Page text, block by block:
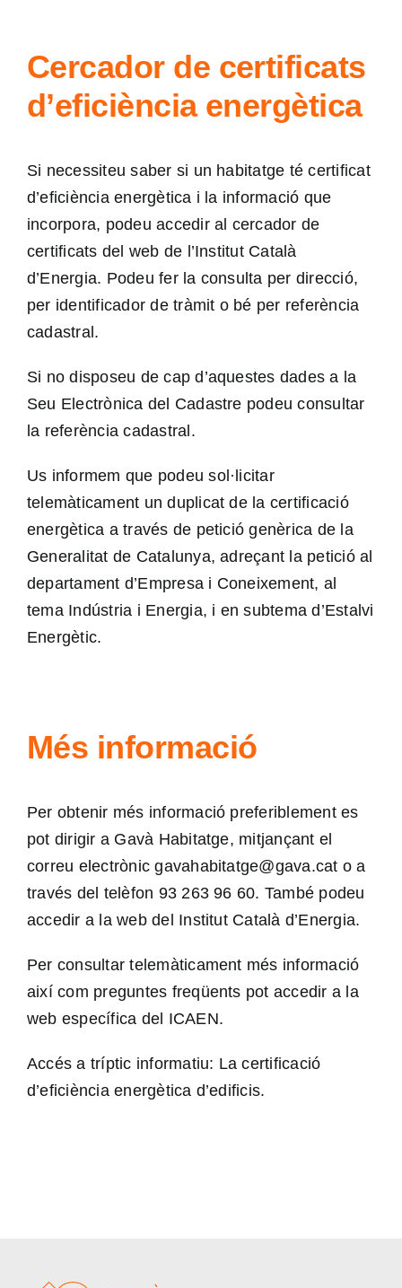
Cercador de certificats
d’eficiència energètica
Si necessiteu saber si un habitatge té certificat
d’eficiència energètica i la informació que
incorpora, podeu accedir al cercador de
certificats del web de l’Institut Català
d’Energia. Podeu fer la consulta per direcció,
per identificador de tràmit o bé per referència
cadastral.
Si no disposeu de cap d’aquestes dades a la
Seu Electrònica del Cadastre podeu consultar
la referència cadastral.
Us informem que podeu sol·licitar
telemàticament un duplicat de la certificació
energètica a través de petició genèrica de la
Generalitat de Catalunya, adreçant la petició al
departament d’Empresa i Coneixement, al
tema Indústria i Energia, i en subtema d’Estalvi
Energètic.
Més informació
Per obtenir més informació preferiblement es
pot dirigir a Gavà Habitatge, mitjançant el
correu electrònicgavahabitatge@gava.cat o a
través del telèfon 93 263 96 60. També podeu
accedir a la web del Institut Català d’Energia.
Per consultar telemàticament més informació
així com preguntes freqüents pot accedir a la
web específica del ICAEN.
Accés a tríptic informatiu: La certificació
d’eficiència energètica d’edificis.